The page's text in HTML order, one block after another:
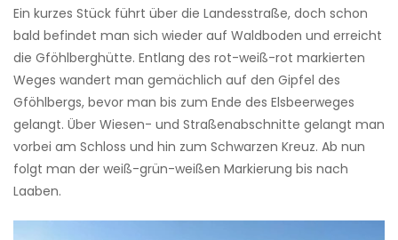
Ein kurzes Stück führt über die Landesstraße, doch schon
bald befindet man sich wieder auf Waldboden und erreicht
die Gföhlberghütte. Entlang des rot-weiß-rot markierten
Weges wandert man gemächlich auf den Gipfel des
Gföhlbergs, bevor man bis zum Ende des Elsbeerweges
gelangt. Über Wiesen- und Straßenabschnitte gelangt man
vorbei am Schloss und hin zum Schwarzen Kreuz. Ab nun
folgt man der weiß-grün-weißen Markierung bis nach
Laaben.